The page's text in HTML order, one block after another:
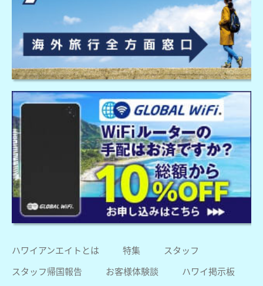
ハワイアンエイトとは 特集
スタッフ
スタッフ帰国報告
お客様体験談
ハワイ掲示板